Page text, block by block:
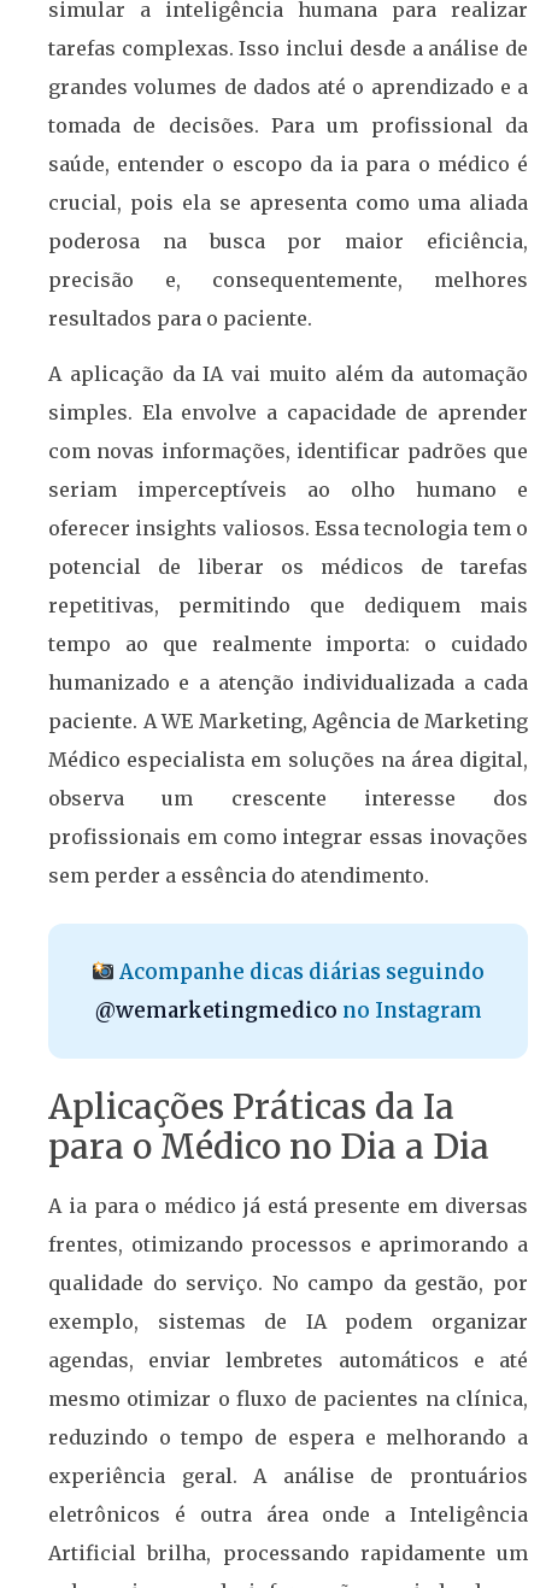
simular a inteligência humana para realizar
tarefas complexas. Isso inclui desde a análise de
grandes volumes de dados até o aprendizado e a
tomada de decisões. Para um profissional da
saúde, entender o escopo da ia para o médico é
crucial, pois ela se apresenta como uma aliada
poderosa na busca por maior eficiência,
precisão e, consequentemente, melhores
resultados para o paciente.
A aplicação da IA vai muito além da automação
simples. Ela envolve a capacidade de aprender
com novas informações, identificar padrões que
seriam imperceptíveis ao olho humano e
oferecer insights valiosos. Essa tecnologia tem o
potencial de liberar os médicos de tarefas
repetitivas, permitindo que dediquem mais
tempo ao que realmente importa: o cuidado
humanizado e a atenção individualizada a cada
paciente. A WE Marketing, Agência de Marketing
Médico especialista em soluções na área digital,
observa um crescente interesse dos
profissionais em como integrar essas inovações
sem perder a essência do atendimento.
Acompanhe dicas diárias seguindo
@wemarketingmedico no Instagram
Aplicações Práticas da Ia
para o Médico no Dia a Dia
A ia para o médico já está presente em diversas
frentes, otimizando processos e aprimorando a
qualidade do serviço. No campo da gestão, por
exemplo, sistemas de IA podem organizar
agendas, enviar lembretes automáticos e até
mesmo otimizar o fluxo de pacientes na clínica,
reduzindo o tempo de espera e melhorando a
experiência geral. A análise de prontuários
eletrônicos é outra área onde a Inteligência
Artificial brilha, processando rapidamente um